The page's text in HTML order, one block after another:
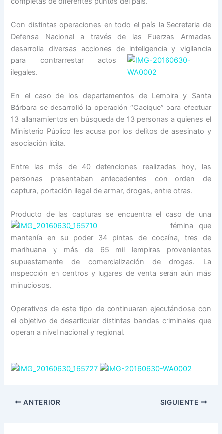
Con distintas operaciones en todo el país la Secretaria de
Defensa Nacional a través de las Fuerzas Armadas
desarrolla diversas acciones de inteligencia y vigilancia
para contrarrestar actos
ilegales.
En el caso de los departamentos de Lempira y Santa
Bárbara se desarrolló la operación “Cacique” para efectuar
13 allanamientos en búsqueda de 13 personas a quienes el
Ministerio Público les acusa por los delitos de asesinato y
asociación lícita.
Entre las más de 40 detenciones realizadas hoy, las
personas presentaban antecedentes con orden de
captura, portación ilegal de armar, drogas, entre otras.
Producto de las capturas se encuentra el caso de una
fémina que
mantenía en su poder 34 pintas de cocaína, tres de
marihuana y más de 65 mil lempiras provenientes
supuestamente de comercialización de drogas. La
inspección en centros y lugares de venta serán aún más
minuciosos.
Operativos de este tipo de continuaran ejecutándose con
el objetivo de desarticular distintas bandas criminales que
operan a nivel nacional y regional.
ANTERIOR SIGUIENTE